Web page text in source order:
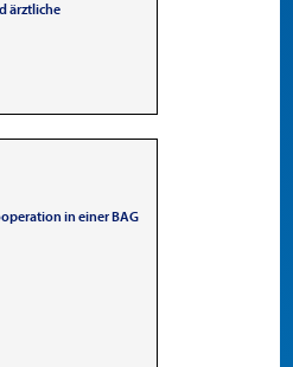
ärztliche
in einer BAG